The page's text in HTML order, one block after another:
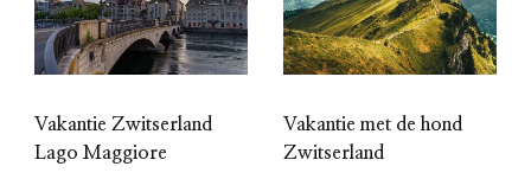
Vakantie Zwitserland
Lago Maggiore
Vakantie met de hond
Zwitserland